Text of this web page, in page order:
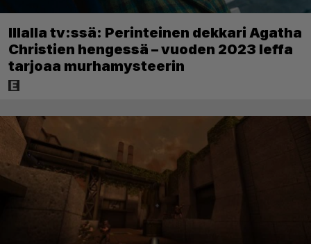
Illalla tv:ssä: Perinteinen dekkari Agatha
Christien hengessä – vuoden 2023 leffa
tarjoaa murhamysteerin